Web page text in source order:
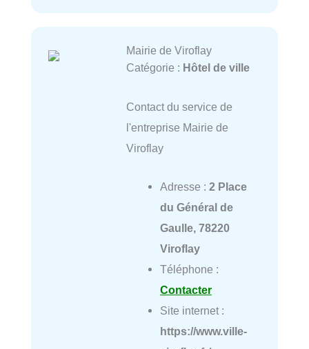
Mairie de Viroflay
Catégorie : Hôtel de ville
Contact du service de
l'entreprise Mairie de
Viroflay
Adresse : 2 Place
du Général de
Gaulle, 78220
Viroflay
Téléphone :
Contacter
Site internet :
https://www.ville-